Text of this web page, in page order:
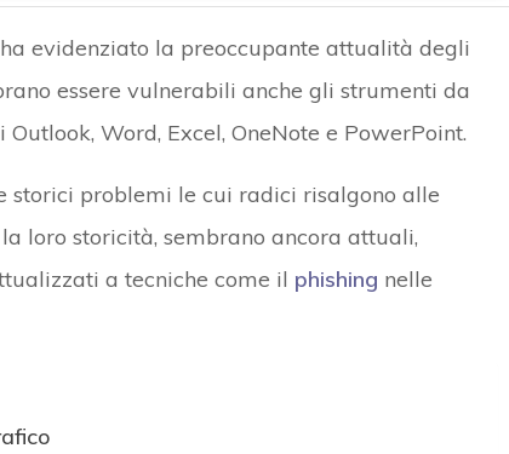
evidenziato la preoccupante attualità degli
essere vulnerabili anche gli strumenti da
Outlook, Word, Excel, OneNote e PowerPoint.
problemi le cui radici risalgono alle
loro storicità, sembrano ancora attuali,
a tecniche come il phishing nelle